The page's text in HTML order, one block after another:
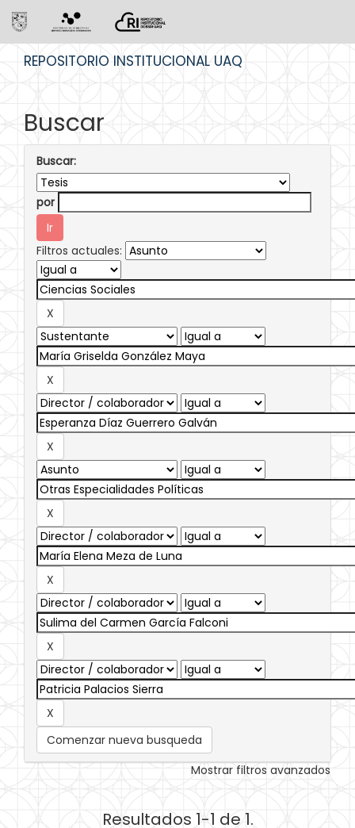
REPOSITORIO INSTITUCIONAL UAQ
Buscar
Buscar:
por
Filtros actuales:
Comenzar nueva busqueda
Mostrar filtros avanzados
Resultados 1-1 de 1.